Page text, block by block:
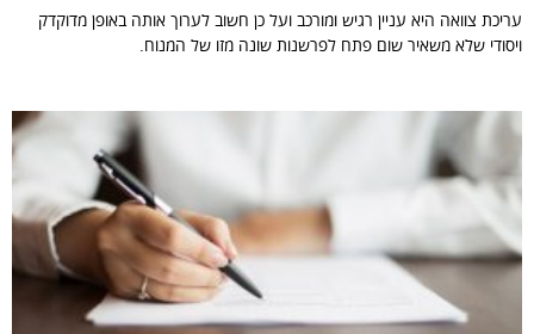
עריכת צוואה היא עניין רגיש ומורכב ועל כן חשוב לערוך אותה באופן מדוקדק
ויסודי שלא משאיר שום פתח לפרשנות שונה מזו של המנוח.